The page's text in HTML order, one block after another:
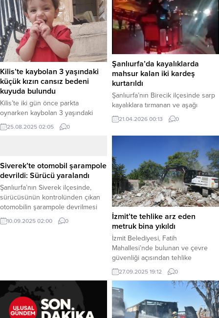
Kilis’te kaybolan 3 yaşındaki
küçük kızın cansız bedeni
kuyuda bulundu
Kilis’te iki gün önce parkta
oynarken kaybolan 3 yaşındaki
Suriye uyruklu Aric Aljarouk’un
cansız bedeni, ailesinin daha önce
soruşturmanın titizlikle yürütüldüğü
bildirildi. Kilis – Olay, 22 Ağustos’ta
Ketenciler Mahallesi’nde meydana
gelmişti. Parkta oynadığı sırada
gözden kaybolan küçük Aric için
ailesinin ihbarı üzerine...
25.08.2025 02:05 0
Şanlıurfa’da kayalıklarda
mahsur kalan iki kardeş
kurtarıldı
Şanlıurfa’nın Birecik ilçesinde sarp
kayalıklara tırmanan ve aşağı
inemeyerek mahsur kalan 7 ve 8
yaşlarındaki iki kardeş, Şanlıurfa
Büyükşehir Belediyesi İtfaiye
operasyonuyla kurtarıldı. Haber
Merkezi – Birecik ilçesine bağlı
Saha Mahallesi Keleynak yolu
üzerindeki kayalık bölgede oyun
oynayan iki çocuk, tırmandıkları
sarp alanda mahsur kaldı.
Çocukların mahsur...
21.04.2026 00:13 0
Siverek’te otomobil şarampole
devrildi: Sürücü yaralandı
Şanlıurfa’nın Siverek ilçesinde,
sürücüsünün kontrolünden çıkan
otomobilin şarampole devrilmesi
sonucu bir kişi yaralandı. Haber
Merkezi – Kaza, Siverek-Çermik
hakimiyetini kaybetmesiyle yoldan
çıkarak şarampole devrildi. Kazayı
gören diğer sürücülerin ihbarı
üzerine...
10.09.2025 02:00 0
İzmit’te tehlike arz eden
metruk bina yıkıldı
İzmit Belediyesi, Fatih
Mahallesi’nde bulunan ve çevre
güvenliği açısından tehlike
oluşturan metruk bir binanın
yıkımını gerçekleştirdi. Belediye,
kent genelindeki benzer yapılarla
ilgili çalışmaların devam ettiğini
bildirdi. Haber Merkezi – İzmit
27.09.2025 19:12 0